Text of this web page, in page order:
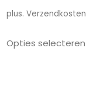
plus. Verzendkosten
Opties selecteren